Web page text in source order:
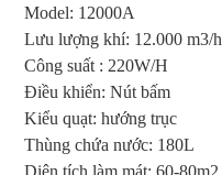
Model: 12000A
Lưu lượng khí: 12.000 m3/h
Công suất : 220W/H
Điều khiển: Nút bấm
Kiểu quạt: hướng trục
Thùng chứa nước: 180L